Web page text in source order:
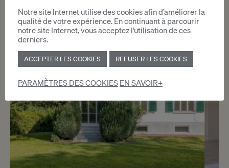
Jolie maison villageoise
Choulex
m2
Notre site Internet utilise des cookies afin d’améliorer la
qualité de votre expérience. En continuant à parcourir
notre site Internet, vous acceptez l’utilisation de ces
derniers.
ACCEPTER LES COOKIES REFUSER LES COOKIES
PARAMÈTRES DES COOKIESEN SAVOIR+